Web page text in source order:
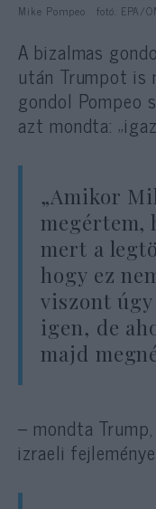
Mike Pompeo fotó: EPA/
A bizalmas
után Trumpot is
gondol Pompeo
azt mondta:
„Amikor
megértem,
mert a
hogy ez
viszont
igen, de
majd
– mondta
izraeli